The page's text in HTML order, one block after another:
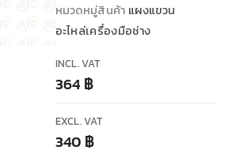
หมวดหมู่สินค้า แผงแขวน
อะไหล่เครื่องมือช่าง
INCL. VAT
364 ฿
EXCL. VAT
340 ฿